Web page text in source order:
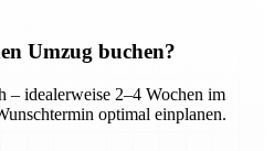
Umzug buchen?
– idealerweise 2–4 Wochen im
optimal einplanen.